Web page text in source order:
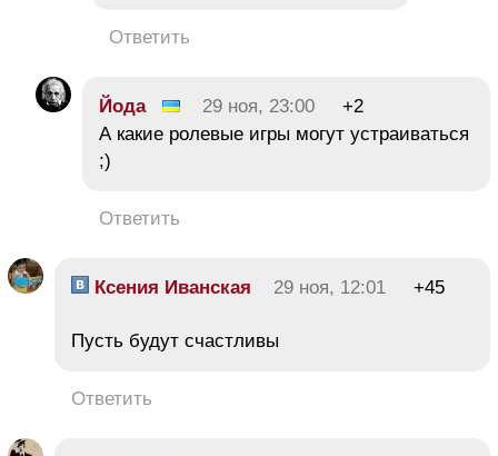
Ответить
Йода 29 ноя, 23:00
+2
А какие ролевые игры могут устраиваться
;)
Ответить
Ксения Иванская 29 ноя, 12:01 +45
Пусть будут счастливы
Ответить